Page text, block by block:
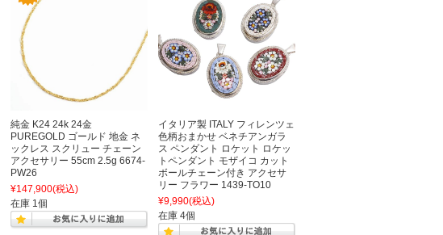
純金 K24 24k 24金
PUREGOLD ゴールド 地金 ネ
ックレス スクリュー チェーン
アクセサリー 55cm 2.5g 6674-
PW26
¥147,900(税込)
在庫 1個
イタリア製 ITALY フィレンツェ
色柄おまかせ ベネチアンガラ
ス ペンダント ロケット ロケッ
トペンダント モザイコ カット
ボールチェーン付き アクセサ
リー フラワー 1439-TO10
¥9,990(税込)
在庫 4個